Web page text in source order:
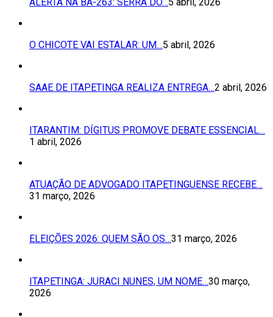
O CHICOTE VAI ESTALAR: UM…5 abril, 2026
SAAE DE ITAPETINGA REALIZA ENTREGA…2 abril, 2026
ITARANTIM: DÍGITUS PROMOVE DEBATE ESSENCIAL…
1 abril, 2026
ATUAÇÃO DE ADVOGADO ITAPETINGUENSE RECEBE…
31 março, 2026
ELEIÇÕES 2026: QUEM SÃO OS…31 março, 2026
ITAPETINGA: JURACI NUNES, UM NOME…30 março,
2026